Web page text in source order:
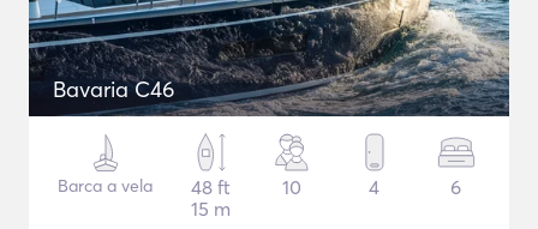
Bavaria C46
Barca a vela
48 ft
15 m
10 4 6